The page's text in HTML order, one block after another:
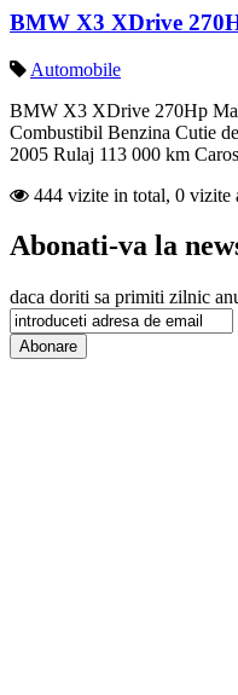
BMW X3 XDrive
Automobile
BMW X3 XDrive 270Hp
Combustibil Benzina Cutie
2005 Rulaj 113 000 km
444 vizite in total, 0 vizite
Abonati-va la
daca doriti sa primiti zilnic